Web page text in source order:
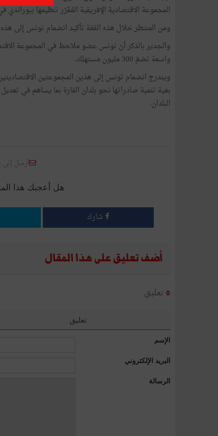
المجموعة الاقتصادية الإفريقية المُقَرّر تنظيمها ببوراندي
ومن المنتظر خلال هذه القمّة تأكيد انضمام تونس إلى هذه المجموعة التي تضمّ 19
والجدير بالذكر أنّ تونس عضو ملاحظ في المجموعة
واسعة تضمّ 300 مليون مستهلك.
ويندرج انضمام تونس إلى هذين المجموعتين
بغية تنمية صادراتها نحو بلدان القارة بما يساهم في
البلدان.
أرسل
هل أعجبك هذا
شارك
أضف تعليق على هذا المقال
0 تعليق
تعليق
الإسم
البريد الإلكتروني
الرسالة